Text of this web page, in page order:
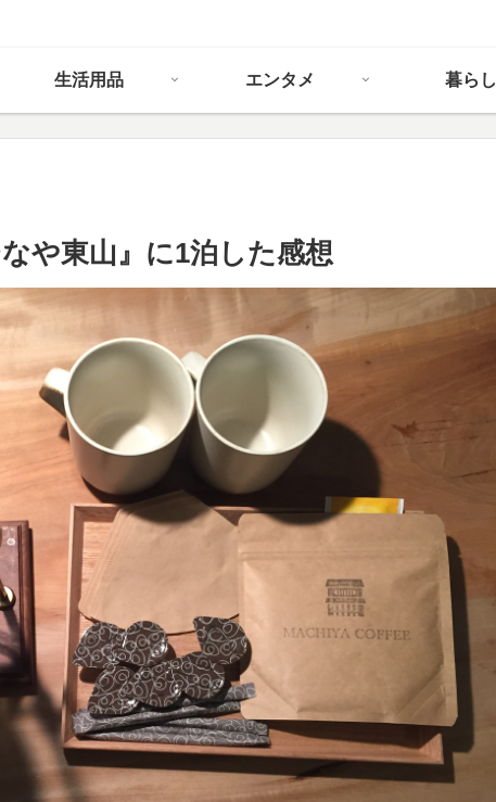
生活用品 エンタメ 暮らし
や東山』に1泊した感想